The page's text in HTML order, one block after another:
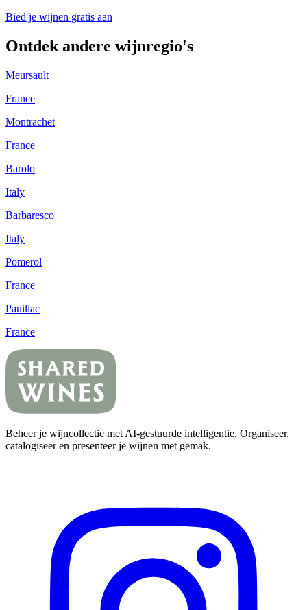
Bied je wijnen gratis aan
Ontdek andere wijnregio's
Meursault
France
Montrachet
France
Barolo
Italy
Barbaresco
Italy
Pomerol
France
Pauillac
France
Beheer je wijncollectie met AI-gestuurde intelligentie. Organiseer,
catalogiseer en presenteer je wijnen met gemak.